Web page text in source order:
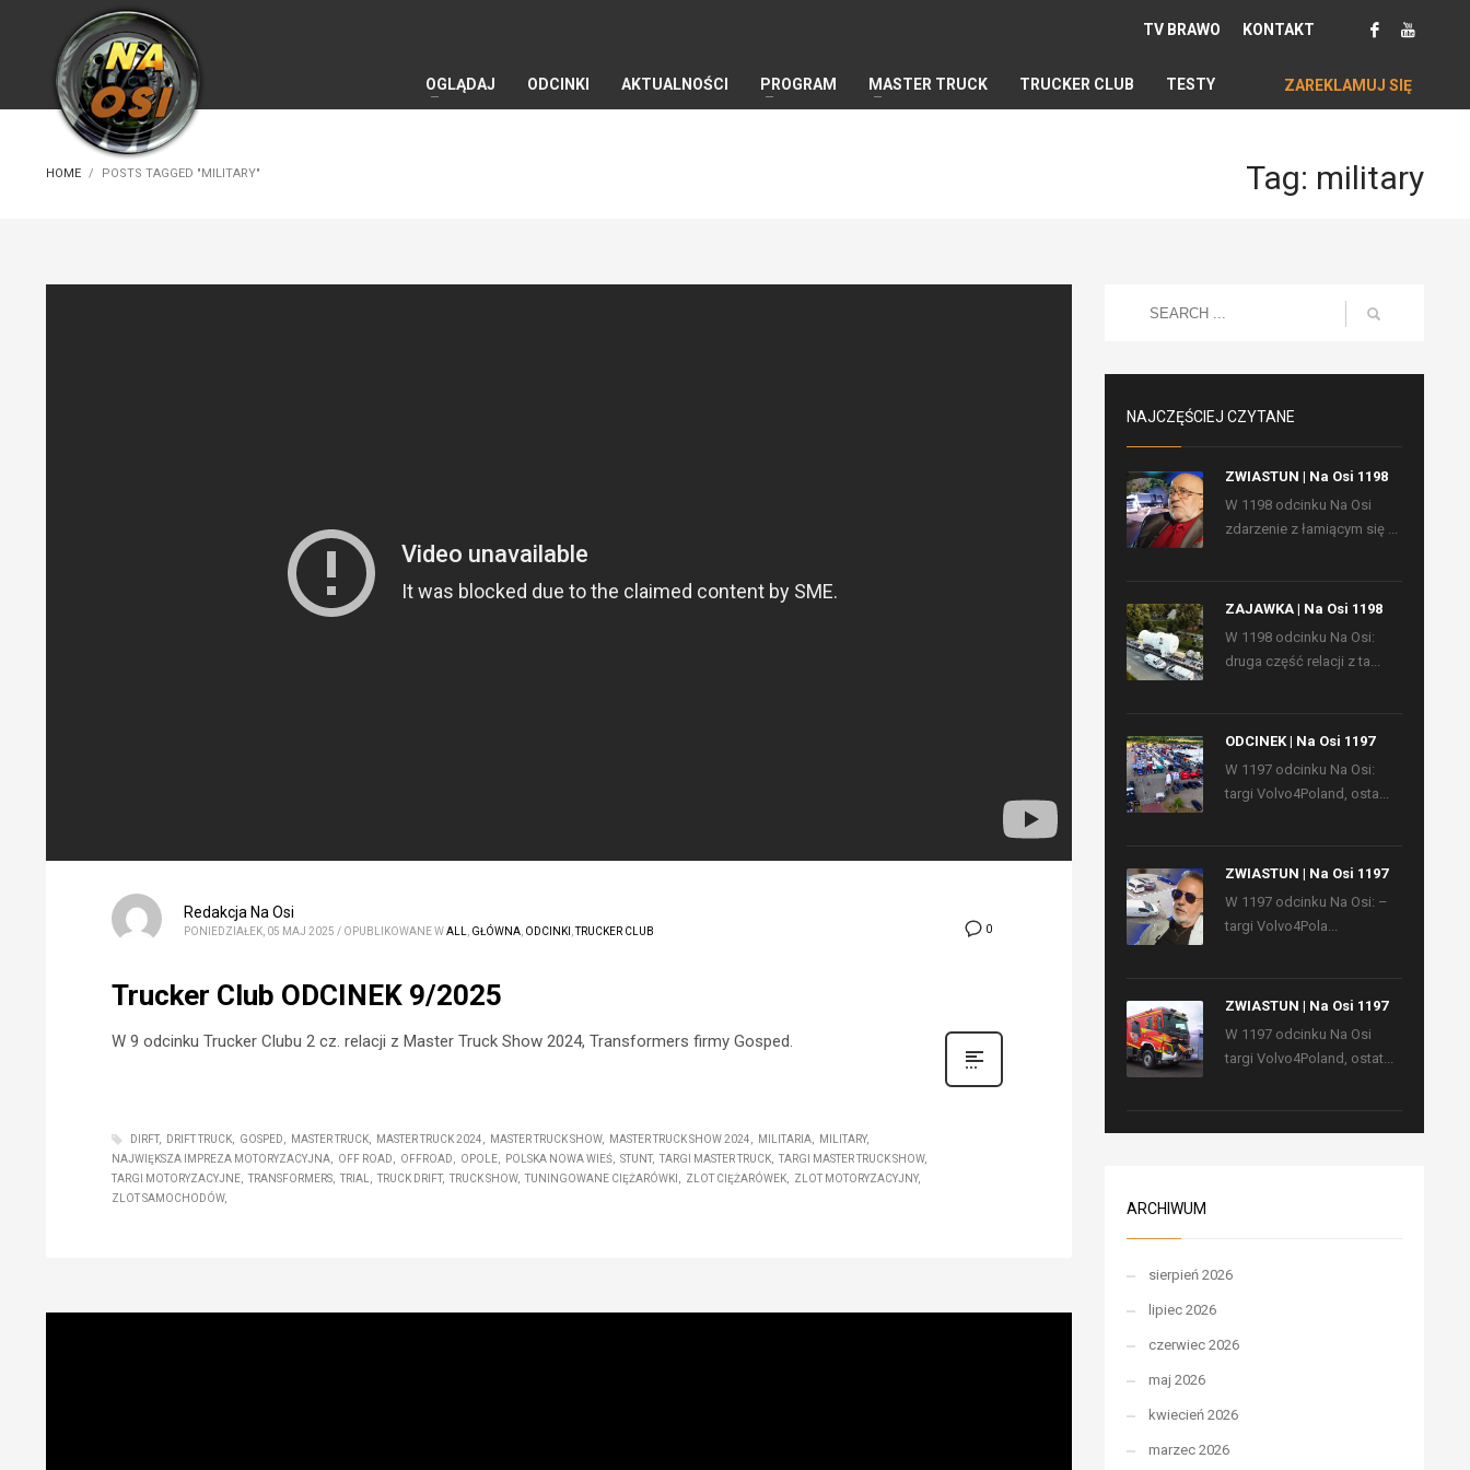
TV BRAWO KONTAKT
OGLĄDAJ ODCINKI AKTUALNOŚCI PROGRAM MASTER TRUCK TRUCKER CLUB TESTY ZAREKLAMUJ SIĘ
HOME POSTS TAGGED "MILITARY" Tag: military
0
Redakcja Na Osi
PONIEDZIAŁEK, 05 MAJ 2025 / OPUBLIKOWANE WALL GŁÓWNA ODCINKI ,TRUCKER CLUB
Trucker Club ODCINEK 9/2025
W 9 odcinku Trucker Clubu 2 cz. relacji z Master Truck Show 2024, Transformers firmy Gosped.
DIRFT DRIFT TRUCK GOSPED MASTER TRUCK MASTER TRUCK 2024 MASTER TRUCK SHOW MASTER TRUCK SHOW 2024 MILITARIA
MILITARY
NAJWIĘKSZA IMPREZA MOTORYZACYJNA
OFF ROAD OFFROAD OPOLE POLSKA NOWA WIEŚ STUNT TARGI MASTER TRUCK
TARGI MASTER TRUCK SHOW
TARGI MOTORYZACYJNE
TRANSFORMERS TRIAL TRUCK DRIFT TRUCK SHOW TUNINGOWANE CIĘŻARÓWKI ZLOT CIĘŻARÓWEK
ZLOT MOTORYZACYJNY
ZLOT SAMOCHODÓW
NAJCZĘŚCIEJ CZYTANE
ZWIASTUN | Na Osi 1198
W 1198 odcinku Na Osi
zdarzenie z łamiącym się ...
ZAJAWKA | Na Osi 1198
W 1198 odcinku Na Osi:
druga część relacji z ta...
ODCINEK | Na Osi 1197
W 1197 odcinku Na Osi:
targi Volvo4Poland, osta...
ZWIASTUN | Na Osi 1197
W 1197 odcinku Na Osi: –
targi Volvo4Pola...
ZWIASTUN | Na Osi 1197
W 1197 odcinku Na Osi
targi Volvo4Poland, ostat...
ARCHIWUM
sierpień 2026
lipiec 2026
czerwiec 2026
maj 2026
kwiecień 2026
marzec 2026